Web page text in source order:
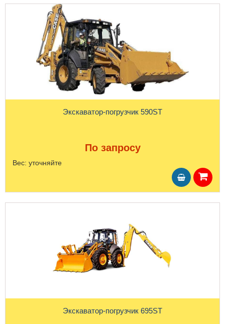
Экскаватор-погрузчик 590ST
По запросу
Вес: уточняйте
Экскаватор-погрузчик 695ST